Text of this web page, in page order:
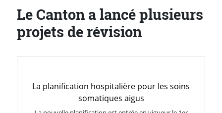
Le Canton a lancé plusieurs
projets de révision
La planification hospitalière pour les soins
somatiques aigus